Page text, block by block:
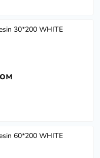
30*200 WHITE
60*200 WHITE